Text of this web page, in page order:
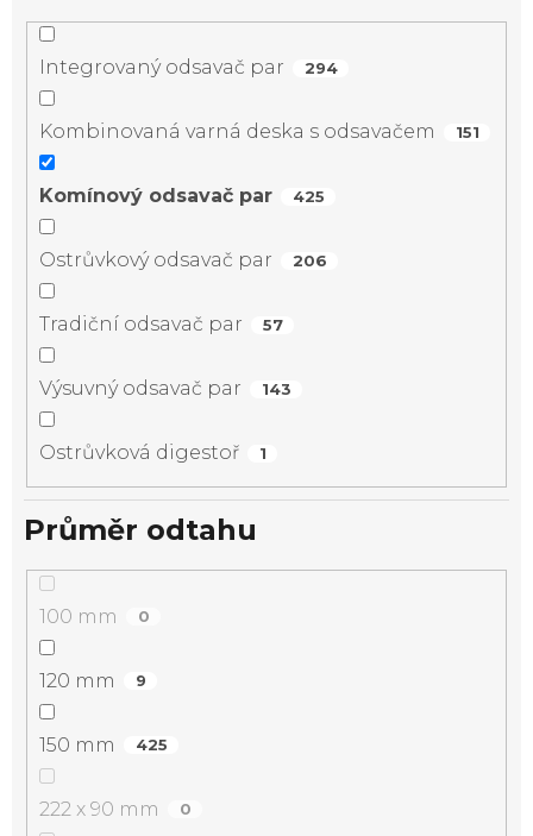
Integrovaný odsavač par 294
Kombinovaná varná deska s odsavačem 151
Komínový odsavač par 425
Ostrůvkový odsavač par 206
Tradiční odsavač par 57
Výsuvný odsavač par 143
Ostrůvková digestoř 1
Průměr odtahu
100 mm 0
120 mm 9
150 mm 425
222 x 90 mm 0